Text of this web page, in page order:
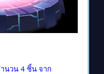
ำนวน 4 ชิ้น จาก